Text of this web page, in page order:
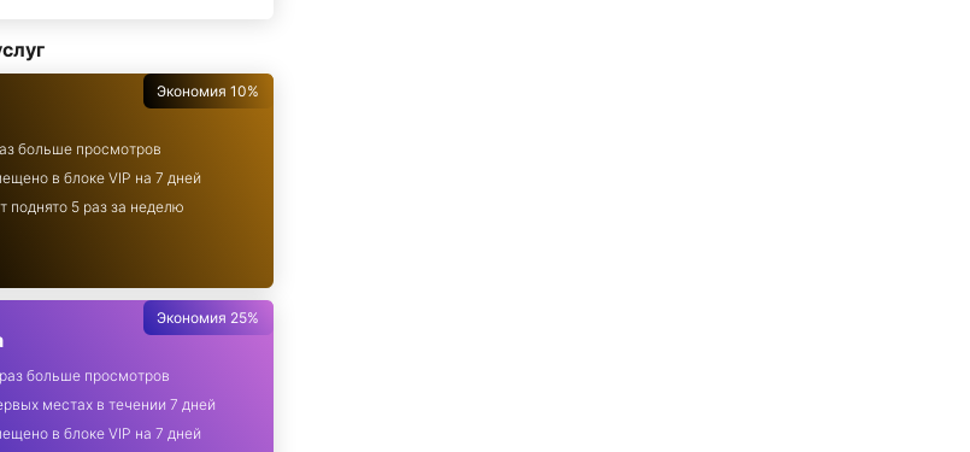
Экономия 10%
больше просмотров
в блоке VIP на 7 дней
поднято 5 раз за неделю
Экономия 25%
больше просмотров
местах в течении 7 дней
в блоке VIP на 7 дней